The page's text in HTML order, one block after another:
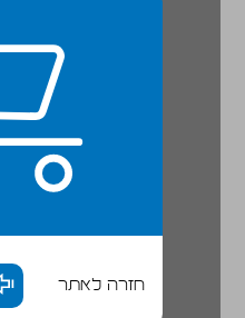
חזרה לאתר